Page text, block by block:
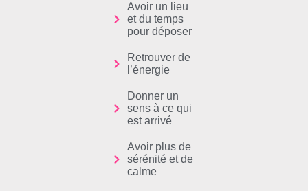
Avoir un lieu
et du temps
pour déposer
Retrouver de
l’énergie
Donner un
sens à ce qui
est arrivé
Avoir plus de
sérénité et de
calme